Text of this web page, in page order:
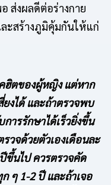
ส่งผลดีต่อร่างกาย
ะสร้างภูมิคุ้มกันให้แก่
ฮิตของผู้หญิง แต่หาก
งได้ และถ้าตรวจพบ
ารรักษาได้เร็วยิ่งขึ้น
วจด้วยตัวเองเดือนละ
ขึ้นไป ควรตรวจคัด
ๆ 1-2 ปี และถ้าเจอ